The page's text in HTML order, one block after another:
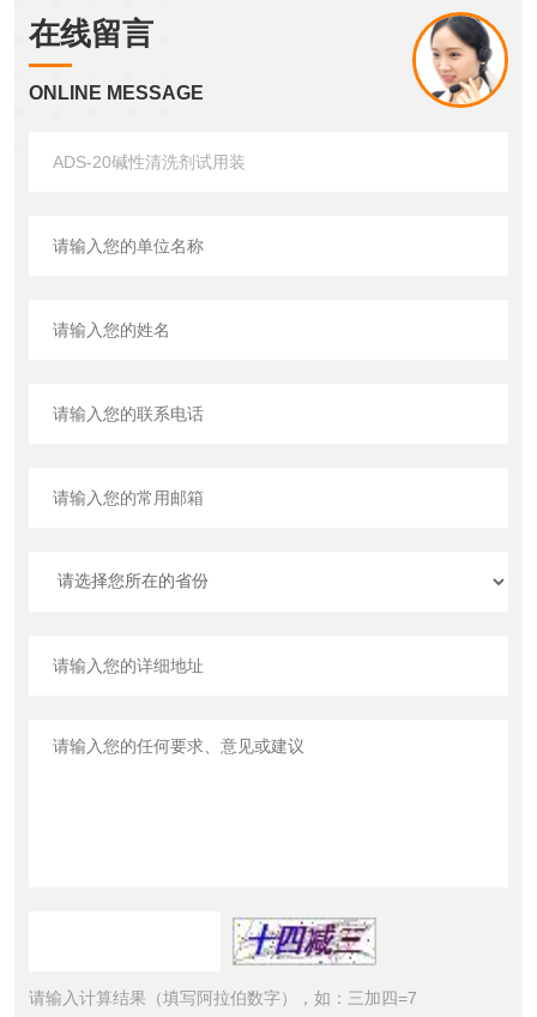
在线留言
ONLINE MESSAGE
请输入计算结果（填写阿拉伯数字），如：三加四=7